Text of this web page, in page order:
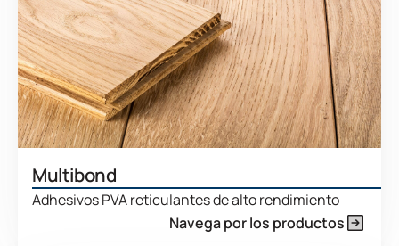
Multibond
Adhesivos PVA reticulantes de alto rendimiento
Navega por los productos